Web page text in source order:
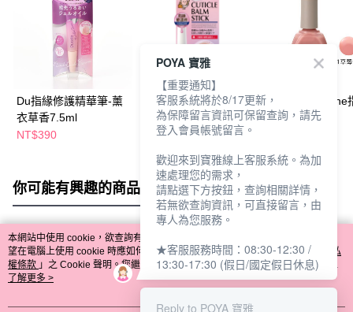
Du指緣修護精華筆-薰
衣草香7.5ml
NT$390
NAILTONE指緣修護精
華棒1.7g玫瑰香
NT$199
Du真我nail mine
11草莓牛奶
你可能有興趣的商品 全站排行
熱門標籤
本網站中使用 cookie，欲查詢有關本網站使用 cookie 方式之詳情，及若您不希
望在電腦上使用 cookie 時應如何變更電腦的 cookie 設定，請參閱本網站「
隱私
權條款 」之 Cookie 聲明。您繼續使用本網站即表示您同意本公司得按本網站使
用條款之 Cookie 聲明使用 cookie。
了解更多 >
POYA 寶雅
【重要通知】
客服系統將於8/17更新，
為保障留言資訊可保留查詢，請先
登入會員帳號留言。
歡迎來到寶雅線上客服系統。為加
速處理您的需求，
請點選下方按鈕，查詢相關詳情，
若無欲查詢資訊，可直接留言，由
專人為您服務。
★客服服務時間：08:30-12:30 /
13:30-17:30 (假日/國定假日休息)
Reply to POYA 寶雅